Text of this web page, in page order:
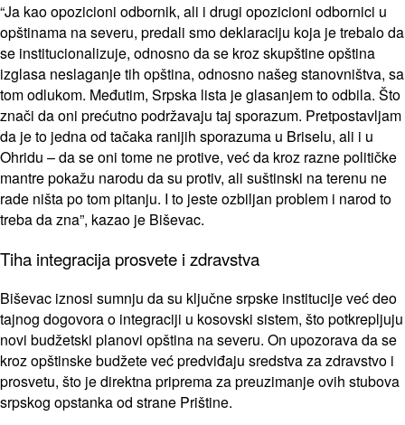
“Ja kao opozicioni odbornik, ali i drugi opozicioni odbornici u
opštinama na severu, predali smo deklaraciju koja je trebalo da
se institucionalizuje, odnosno da se kroz skupštine opština
izglasa neslaganje tih opština, odnosno našeg stanovništva, sa
tom odlukom. Međutim, Srpska lista je glasanjem to odbila. Što
znači da oni prećutno podržavaju taj sporazum. Pretpostavljam
da je to jedna od tačaka ranijih sporazuma u Briselu, ali i u
Ohridu – da se oni tome ne protive, već da kroz razne političke
mantre pokažu narodu da su protiv, ali suštinski na terenu ne
rade ništa po tom pitanju. I to jeste ozbiljan problem i narod to
treba da zna”, kazao je Biševac.
Tiha integracija prosvete i zdravstva
Biševac iznosi sumnju da su ključne srpske institucije već deo
tajnog dogovora o integraciji u kosovski sistem, što potkrepljuju
novi budžetski planovi opština na severu. On upozorava da se
kroz opštinske budžete već predviđaju sredstva za zdravstvo i
prosvetu, što je direktna priprema za preuzimanje ovih stubova
srpskog opstanka od strane Prištine.